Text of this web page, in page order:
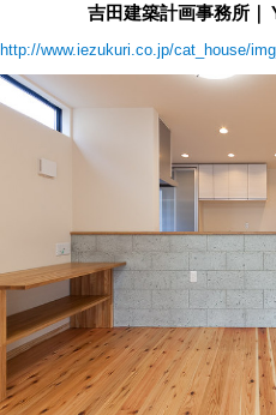
吉田建築計画事務所｜
http://www.iezukuri.co.jp/cat_house/